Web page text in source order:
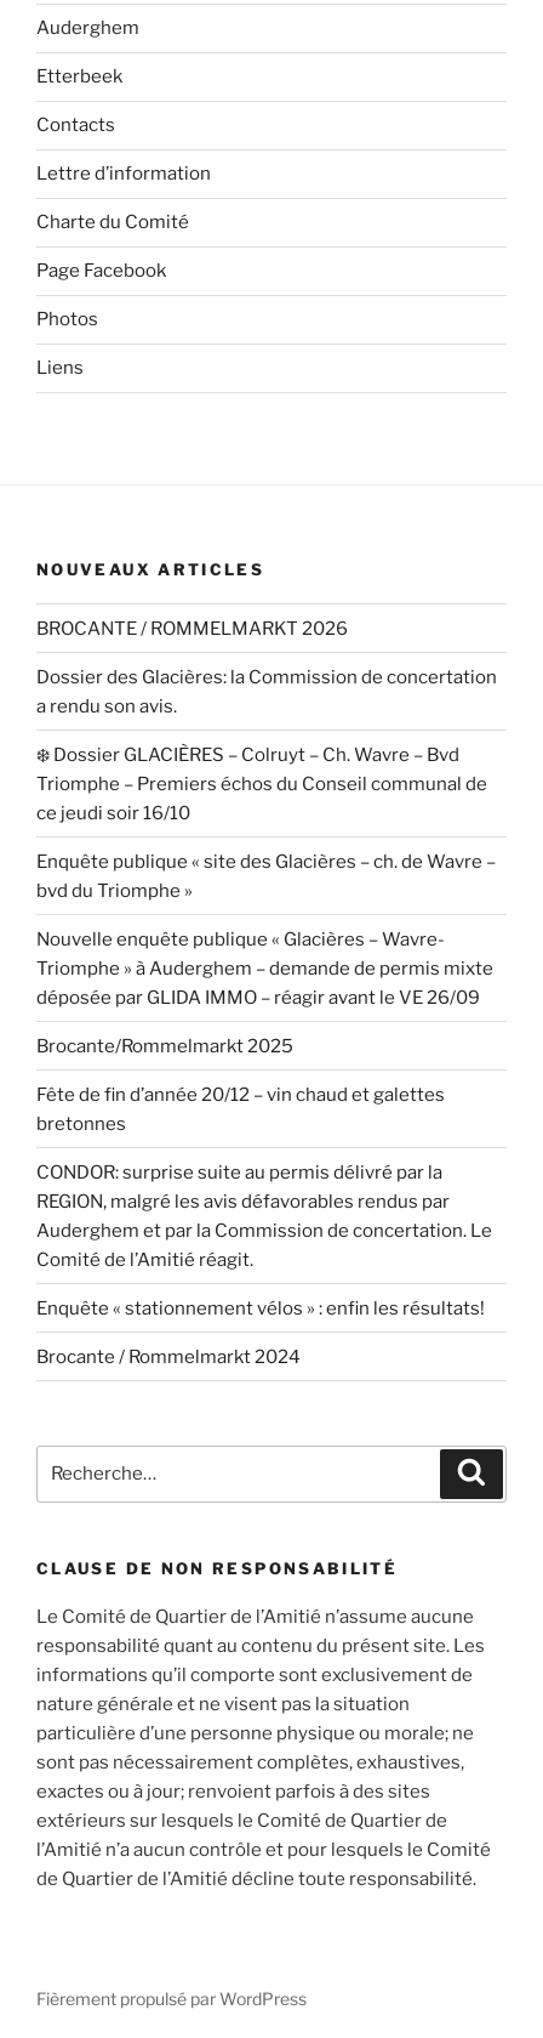
Auderghem
Etterbeek
Contacts
Lettre d’information
Charte du Comité
Page Facebook
Photos
Liens
NOUVEAUX ARTICLES
BROCANTE / ROMMELMARKT 2026
Dossier des Glacières: la Commission de concertation
a rendu son avis.
❄️ Dossier GLACIÈRES – Colruyt – Ch. Wavre – Bvd
Triomphe – Premiers échos du Conseil communal de
ce jeudi soir 16/10
Enquête publique « site des Glacières – ch. de Wavre –
bvd du Triomphe »
Nouvelle enquête publique « Glacières – Wavre-
Triomphe » à Auderghem – demande de permis mixte
déposée par GLIDA IMMO – réagir avant le VE 26/09
Brocante/Rommelmarkt 2025
Fête de fin d’année 20/12 – vin chaud et galettes
bretonnes
CONDOR: surprise suite au permis délivré par la
REGION, malgré les avis défavorables rendus par
Auderghem et par la Commission de concertation. Le
Comité de l’Amitié réagit.
Enquête « stationnement vélos » : enfin les résultats!
Brocante / Rommelmarkt 2024
pour
CLAUSE DE NON RESPONSABILITÉ
Le Comité de Quartier de l’Amitié n’assume aucune
responsabilité quant au contenu du présent site. Les
informations qu’il comporte sont exclusivement de
nature générale et ne visent pas la situation
particulière d’une personne physique ou morale; ne
sont pas nécessairement complètes, exhaustives,
exactes ou à jour; renvoient parfois à des sites
extérieurs sur lesquels le Comité de Quartier de
l’Amitié n’a aucun contrôle et pour lesquels le Comité
de Quartier de l’Amitié décline toute responsabilité.
Fièrement propulsé par WordPress